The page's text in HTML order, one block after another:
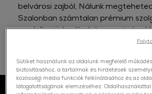
belvárosi zajból, Nálunk
Szalonban számtalan prémium
rendelkezünk, célunk, hogy minden
ízlésének eleget tegyünk, és
Sütiket használunk az oldalunk megfelelő
biztosításához, a tartalmak és hirdetések
közösségi média funkciók felkínálásához és az
látogatottságának elemzéséhez.